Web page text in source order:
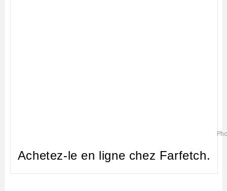
Achetez-le en ligne chez Farfetch.